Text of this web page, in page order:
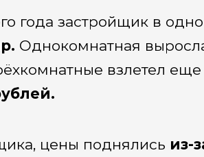
года застройщик в
Однокомнатная
взлетел
цены поднялись из-